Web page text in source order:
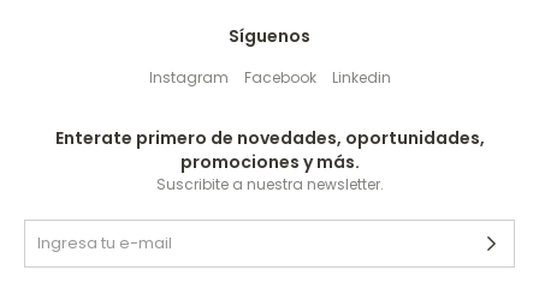
Síguenos
Instagram Facebook Linkedin
Enterate primero de novedades, oportunidades,
promociones y más.
Suscribite a nuestra newsletter.